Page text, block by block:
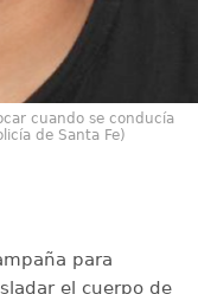
cuando se conducía
de Santa Fe)
para
el cuerpo de